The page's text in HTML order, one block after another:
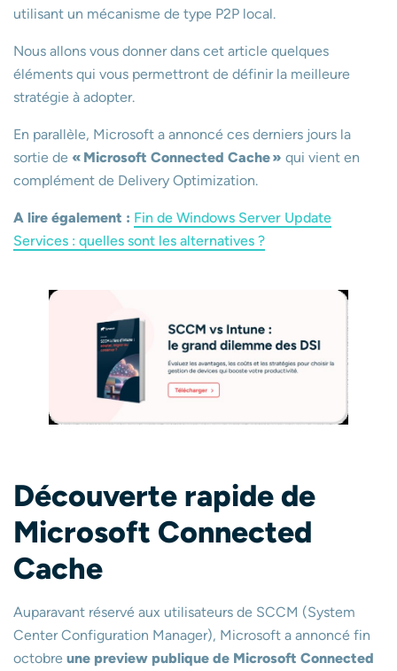
utilisant un mécanisme de type P2P local.
Nous allons vous donner dans cet article quelques
éléments qui vous permettront de définir la meilleure
stratégie à adopter.
En parallèle, Microsoft a annoncé ces derniers jours la
sortie de « Microsoft Connected Cache » qui vient en
complément de Delivery Optimization.
A lire également : Fin de Windows Server Update
Services : quelles sont les alternatives ?
Découverte rapide de
Microsoft Connected
Cache
Auparavant réservé aux utilisateurs de SCCM (System
Center Configuration Manager), Microsoft a annoncé fin
octobre une preview publique de Microsoft Connected